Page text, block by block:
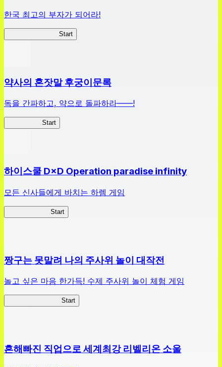
한국 최고의 부자가 되어라!
Start
약사의 혼잣말 후궁이문록
독을 간파하고, 약으로 돌파하라——!
Start
하이스쿨 D×D Operation paradise infinity
모든 신사들에게 바치는 하렘 게임
Start
짱구는 못말려 나의 주사위 놀이 대작전
놀고 싶은 마음 한가득! 수제 주사위 놀이 체험 게임
Start
흔해빠진 직업으로 세계최강 리벨리온 소울